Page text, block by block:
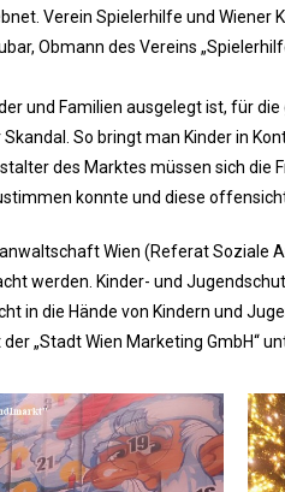
Verein Spielerhilfe und
Obmann des Vereins
und Familien ausgelegt ist, für
So bringt man Kinder in
des Marktes müssen sich die
konnte und diese
Wien (Referat Soziale
werden. Kinder- und
in die Hände von Kindern und
„Stadt Wien Marketing GmbH“